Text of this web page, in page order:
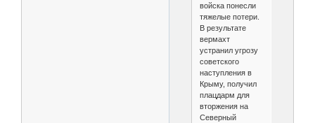
войска понесли
тяжелые потери.
В результате
вермахт
устранил угрозу
советского
наступления в
Крыму, получил
плацдарм для
вторжения на
Северный